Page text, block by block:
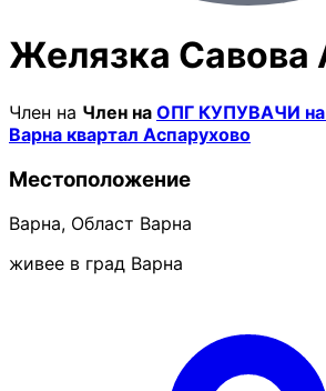
Желязка Савова
Член на Член на ОПГ КУПУВАЧИ на
Варна квартал Аспарухово
Местоположение
Варна, Област Варна
живее в град Варна